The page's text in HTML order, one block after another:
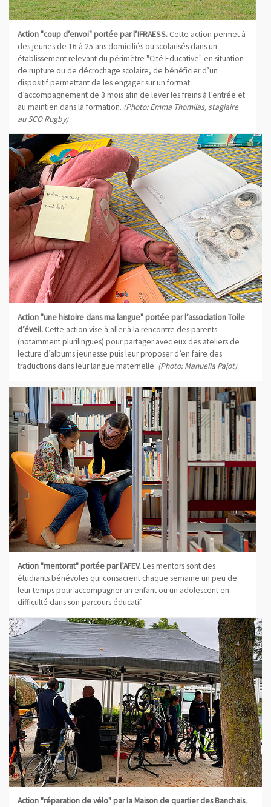
Action "coup d’envoi" portée par l’IFRAESS.Cette action permet à
des jeunes de 16 à 25 ans domiciliés ou scolarisés dans un
établissement relevant du périmètre "Cité Educative" en situation
de rupture ou de décrochage scolaire, de bénéficier d’un
dispositif permettant de les engager sur un format
d’accompagnement de 3 mois afin de lever les freins à l’entrée et
au maintien dans la formation. (Photo: Emma Thomilas, stagiaire
au SCO Rugby)
Action "une histoire dans ma langue" portée par l’association Toile
d’éveil.Cette action vise à aller à la rencontre des parents
(notamment plurilingues) pour partager avec eux des ateliers de
lecture d’albums jeunesse puis leur proposer d’en faire des
traductions dans leur langue maternelle. (Photo: Manuella Pajot)
Action "mentorat" portée par l’AFEV.Les mentors sont des
étudiants bénévoles qui consacrent chaque semaine un peu de
leur temps pour accompagner un enfant ou un adolescent en
difficulté dans son parcours éducatif.
Action "réparation de vélo" par la Maison de quartier des Banchais.